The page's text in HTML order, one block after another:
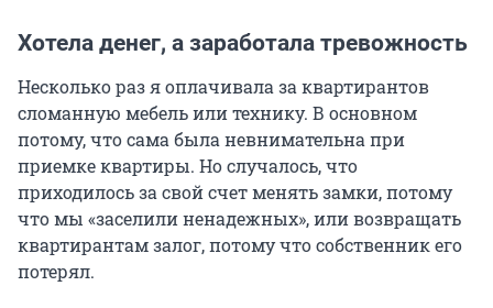
Хотела денег, а заработала тревожность
Несколько раз я оплачивала за квартирантов
сломанную мебель или технику. В основном
потому, что сама была невнимательна при
приемке квартиры. Но случалось, что
приходилось за свой счет менять замки, потому
что мы «заселили ненадежных», или возвращать
квартирантам залог, потому что собственник его
потерял.